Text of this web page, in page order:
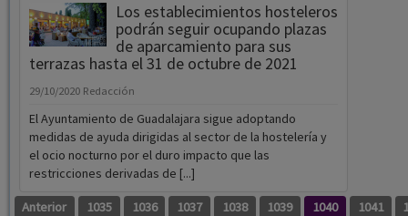
Los establecimientos hosteleros
podrán seguir ocupando plazas
de aparcamiento para sus
terrazas hasta el 31 de octubre de 2021
29/10/2020 Redacción
El Ayuntamiento de Guadalajara sigue adoptando
medidas de ayuda dirigidas al sector de la hostelería y
el ocio nocturno por el duro impacto que las
restricciones derivadas de [...]
Anterior 1035 1036 1037 1038 1039 1040 1041